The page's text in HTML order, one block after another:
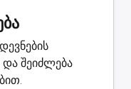
და შეიძლება